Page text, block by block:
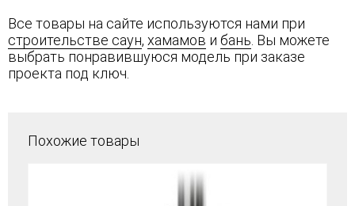
Все товары на сайте используются нами при
строительстве саун, хамамов и бань . Вы можете
выбрать понравившуюся модель при заказе
проекта под ключ.
Похожие товары